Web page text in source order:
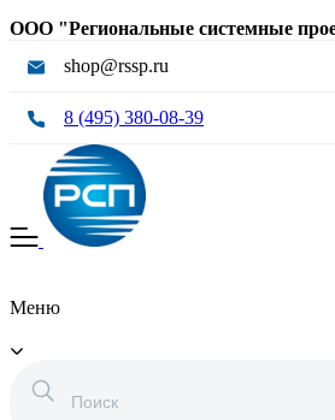
ООО "Региональные системные
shop@rssp.ru
8 (495) 380-08-39
Меню